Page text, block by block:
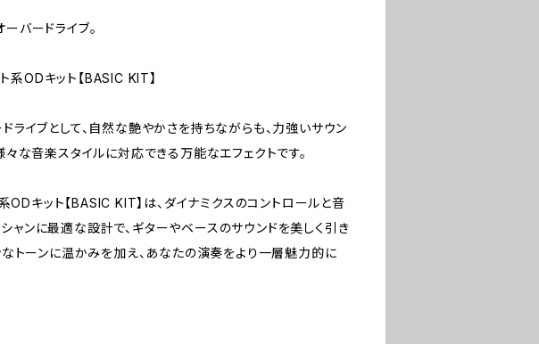
バードライブ。
ODキット【BASIC KIT】
ライブとして、自然な艶やかさを持ちながらも、力強いサウン
々な音楽スタイルに対応できる万能なエフェクトです。
キット【BASIC KIT】は、ダイナミクスのコントロールと音
ンに最適な設計で、ギターやベースのサウンドを美しく引き
なトーンに温かみを加え、あなたの演奏をより一層魅力的に